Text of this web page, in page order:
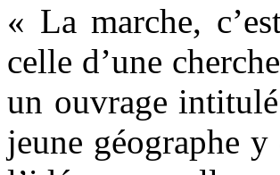
« La marche,
celle d’une
un ouvrage
jeune géographe